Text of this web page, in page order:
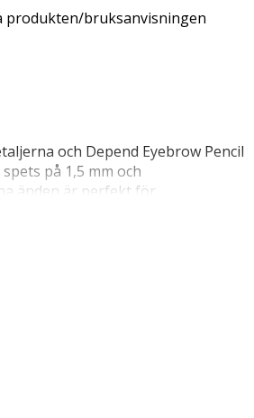
produkten/bruksanvisningen
och Depend Eyebrow Pencil
på 1,5 mm och
änden är perfekt för
enskilda hårstrån eller en riktigt
definiera brynet ytterligare genom
exempelvis Depend Eyebrow Duo
Var noga med att sudda ut
ordentligt, nedåt mot
resultat. Fixera gärna dina